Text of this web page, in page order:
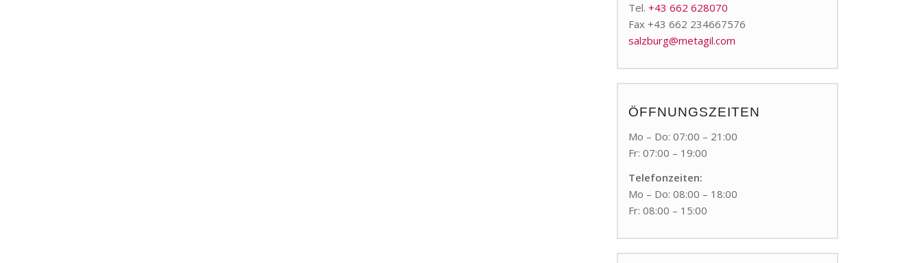
Tel.+43 662 628070
Fax +43 662 234667576
salzburg@metagil.com
ÖFFNUNGSZEITEN
Mo – Do: 07:00 – 21:00
Fr: 07:00 – 19:00
Telefonzeiten:
Mo – Do: 08:00 – 18:00
Fr: 08:00 – 15:00